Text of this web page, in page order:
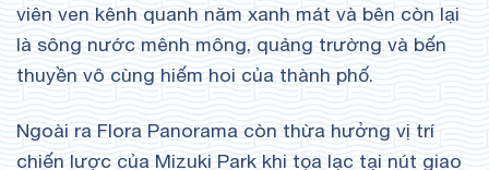
viên ven kênh quanh năm xanh mát và bên còn lại
là sông nước mênh mông, quảng trường và bến
thuyền vô cùng hiếm hoi của thành phố.
Ngoài ra Flora Panorama còn thừa hưởng vị trí
chiến lược của Mizuki Park khi tọa lạc tại nút giao